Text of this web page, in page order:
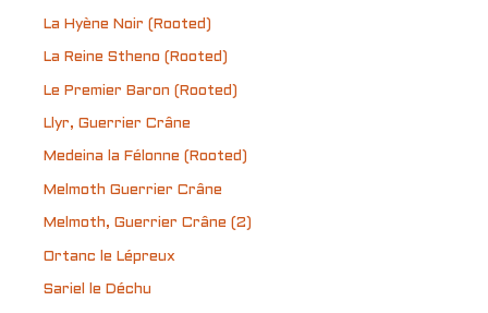
La Hyène Noir (Rooted)
La Reine Stheno (Rooted)
Le Premier Baron (Rooted)
Llyr, Guerrier Crâne
Medeina la Félonne (Rooted)
Melmoth Guerrier Crâne
Melmoth, Guerrier Crâne (2)
Ortanc le Lépreux
Sariel le Déchu